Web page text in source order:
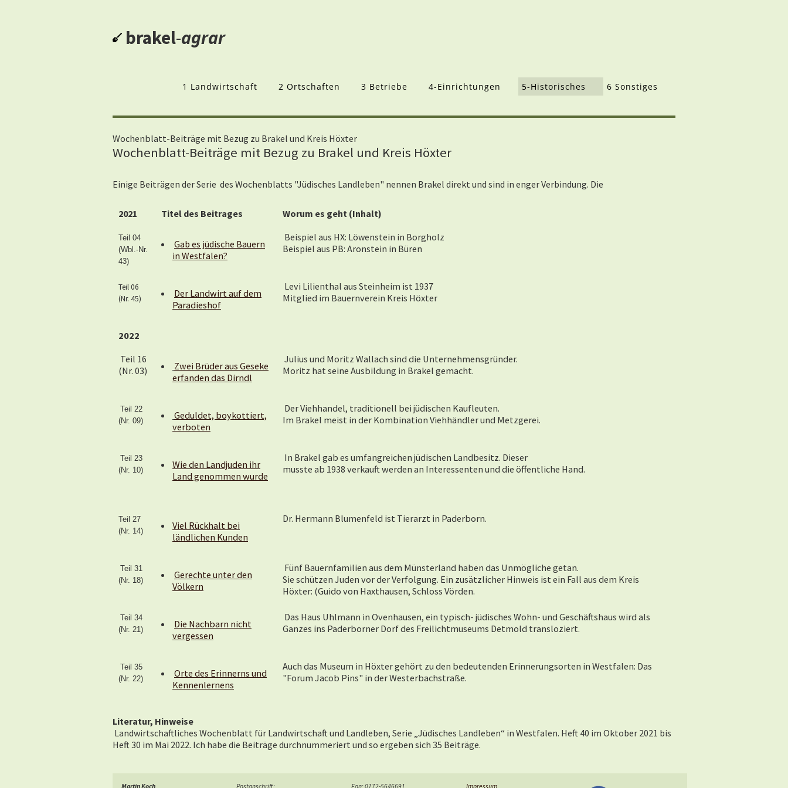
brakel-agrar
1 Landwirtschaft 2 Ortschaften 3 Betriebe 4-Einrichtungen 5-Historisches 6 Sonstiges
Wochenblatt-Beiträge mit Bezug zu Brakel und Kreis Höxter
Wochenblatt-Beiträge mit Bezug zu Brakel und Kreis Höxter
Einige Beiträgen der Serie des Wochenblatts "Jüdisches Landleben" nennen Brakel direkt und sind in enger Verbindung. Die
2021 Titel des Beitrages Worum es geht (Inhalt)
Teil 04
(Wbl.-Nr.
43)
Gab es jüdische Bauern
in Westfalen?
Beispiel aus HX: Löwenstein in Borgholz
Beispiel aus PB: Aronstein in Büren
Teil 06
(Nr. 45)
Der Landwirt auf dem
Paradieshof
Levi Lilienthal aus Steinheim ist 1937
Mitglied im Bauernverein Kreis Höxter
2022
Teil 16
(Nr. 03)
Zwei Brüder aus Geseke
erfanden das Dirndl
Julius und Moritz Wallach sind die Unternehmensgründer.
Moritz hat seine Ausbildung in Brakel gemacht.
Teil 22
(Nr. 09)
Geduldet, boykottiert,
verboten
Der Viehhandel, traditionell bei jüdischen Kaufleuten.
Im Brakel meist in der Kombination Viehhändler und Metzgerei.
Teil 23
(Nr. 10)
Wie den Landjuden ihr
Land genommen wurde
In Brakel gab es umfangreichen jüdischen Landbesitz. Dieser
musste ab 1938 verkauft werden an Interessenten und die öffentliche Hand.
Teil 27
(Nr. 14)
Viel Rückhalt bei
ländlichen Kunden
Dr. Hermann Blumenfeld ist Tierarzt in Paderborn.
Teil 31
(Nr. 18)
Gerechte unter den
Völkern
Fünf Bauernfamilien aus dem Münsterland haben das Unmögliche getan.
Sie schützen Juden vor der Verfolgung. Ein zusätzlicher Hinweis ist ein Fall aus dem Kreis
Höxter: (Guido von Haxthausen, Schloss Vörden.
Teil 34
(Nr. 21)
Die Nachbarn nicht
vergessen
Das Haus Uhlmann in Ovenhausen, ein typisch- jüdisches Wohn- und Geschäftshaus wird als
Ganzes ins Paderborner Dorf des Freilichtmuseums Detmold transloziert.
Teil 35
(Nr. 22)
Orte des Erinnerns und
Kennenlernens
Auch das Museum in Höxter gehört zu den bedeutenden Erinnerungsorten in Westfalen: Das
"Forum Jacob Pins" in der Westerbachstraße.
Literatur, Hinweise
Landwirtschaftliches Wochenblatt für Landwirtschaft und Landleben, Serie „Jüdisches Landleben“ in Westfalen. Heft 40 im Oktober 2021 bis
Heft 30 im Mai 2022. Ich habe die Beiträge durchnummeriert und so ergeben sich 35 Beiträge.
Martin Koch Postanschrift: Fon: 0172-5646691 Impressum